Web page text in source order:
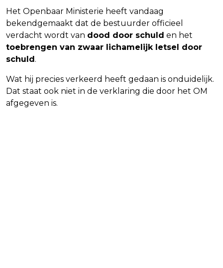
Het Openbaar Ministerie heeft vandaag
bekendgemaakt dat de bestuurder officieel
verdacht wordt van dood door schuld en het
toebrengen van zwaar lichamelijk letsel door
schuld .
Wat hij precies verkeerd heeft gedaan is onduidelijk.
Dat staat ook niet in de verklaring die door het OM
afgegeven is.